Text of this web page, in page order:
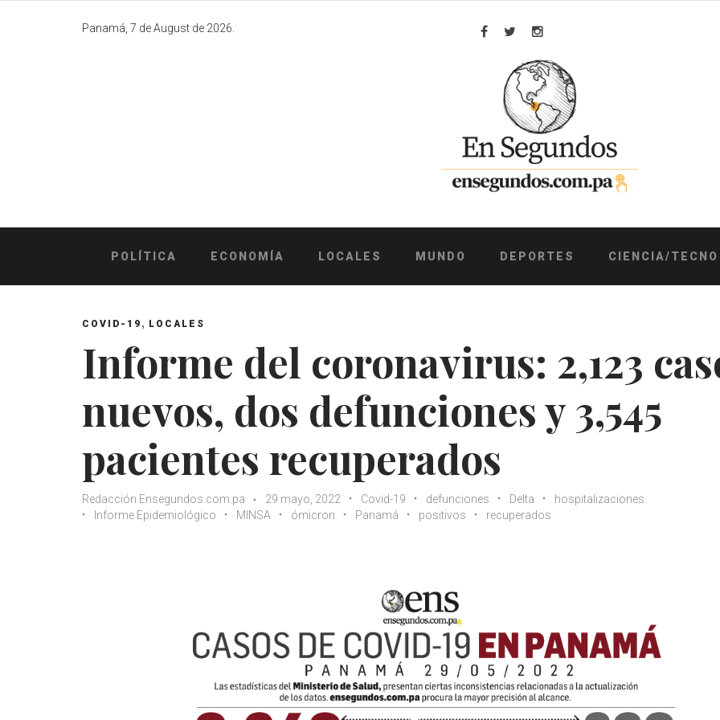
Panamá, 7 de August de 2026.
Facebook
TwitterInstagram
POLÍTICA ECONOMÍA LOCALES MUNDO DEPORTES CIENCIA/TECNO
COVID-19 , LOCALES
Informe del coronavirus: 2,123
nuevos, dos defunciones y 3,545
pacientes recuperados
Redacción Ensegundos.com.pa 29 mayo, 2022 Covid-19 defunciones Delta
hospitalizaciones
Informe Epidemiológico
MINSA ómicron Panamá positivos recuperados